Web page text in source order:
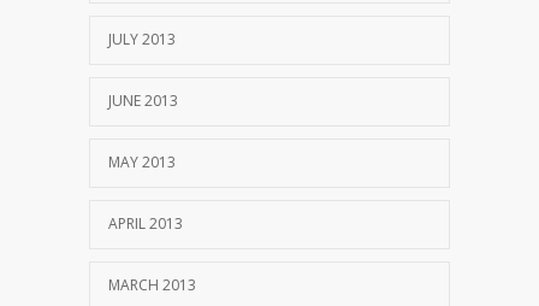
JULY 2013
JUNE 2013
MAY 2013
APRIL 2013
MARCH 2013